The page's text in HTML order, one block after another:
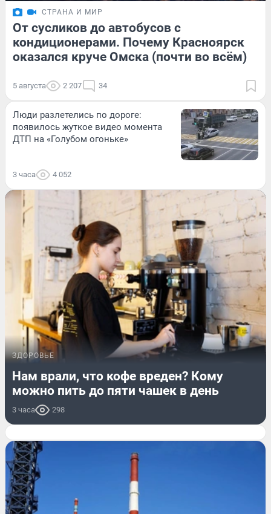
СТРАНА И МИР
От сусликов до автобусов с
кондиционерами. Почему Красноярск
оказался круче Омска (почти во всём)
5 августа 2 207 34
Люди разлетелись по дороге:
появилось жуткое видео момента
ДТП на «Голубом огоньке»
3 часа 4 052
ЗДОРОВЬЕ
Нам врали, что кофе вреден? Кому
можно пить до пяти чашек в день
3 часа 298